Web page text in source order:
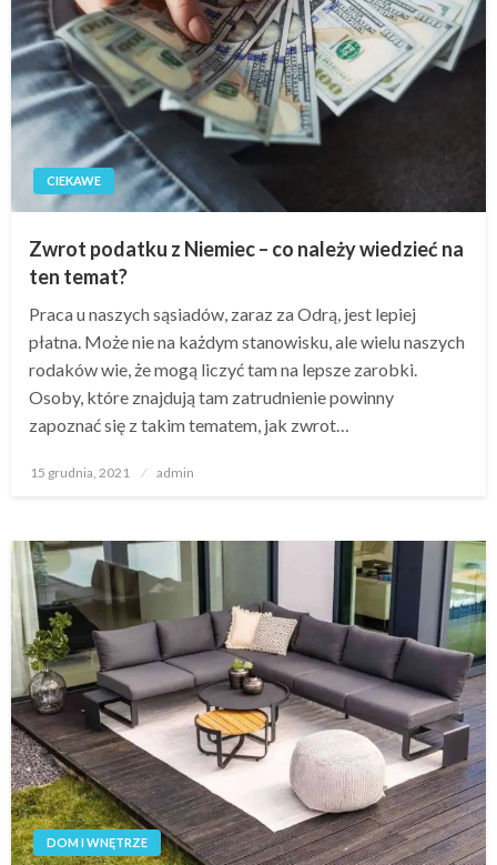
CIEKAWE
Zwrot podatku z Niemiec – co należy wiedzieć na
ten temat?
Praca u naszych sąsiadów, zaraz za Odrą, jest lepiej
płatna. Może nie na każdym stanowisku, ale wielu naszych
rodaków wie, że mogą liczyć tam na lepsze zarobki.
Osoby, które znajdują tam zatrudnienie powinny
zapoznać się z takim tematem, jak zwrot…
Opublikowane
15 grudnia, 2021 admin
DOM I WNĘTRZE